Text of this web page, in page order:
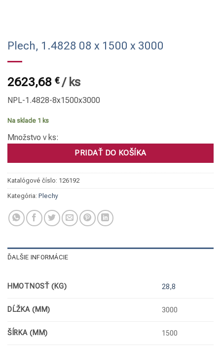
Plech, 1.4828 08 x 1500 x 3000
2623,68 €/ ks
NPL-1.4828-8x1500x3000
Na sklade 1 ks
Množstvo v ks:
PRIDAŤ DO KOŠÍKA
Katalógové číslo: 126192
Kategória: Plechy
ĎALŠIE INFORMÁCIE
HMOTNOSŤ (KG) 28,8
DĹŽKA (MM) 3000
ŠÍRKA (MM) 1500